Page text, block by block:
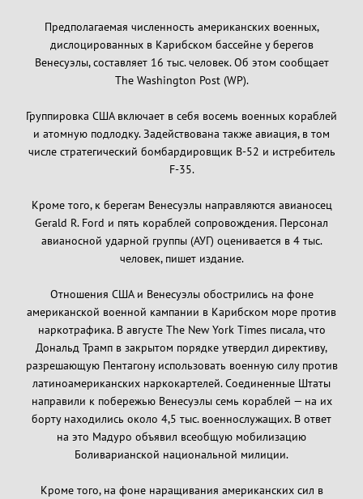
Предполагаемая численность американских военных,
дислоцированных в Карибском бассейне у берегов
Венесуэлы, составляет 16 тыс. человек. Об этом сообщает
The Washington Post (WP).
Группировка США включает в себя восемь военных кораблей
и атомную подлодку. Задействована также авиация, в том
числе стратегический бомбардировщик B-52 и истребитель
F-35.
Кроме того, к берегам Венесуэлы направляются авианосец
Gerald R. Ford и пять кораблей сопровождения. Персонал
авианосной ударной группы (АУГ) оценивается в 4 тыс.
человек, пишет издание.
Отношения США и Венесуэлы обострились на фоне
американской военной кампании в Карибском море против
наркотрафика. В августе The New York Times писала, что
Дональд Трамп в закрытом порядке утвердил директиву,
разрешающую Пентагону использовать военную силу против
латиноамериканских наркокартелей. Соединенные Штаты
направили к побережью Венесуэлы семь кораблей — на их
борту находились около 4,5 тыс. военнослужащих. В ответ
на это Мадуро объявил всеобщую мобилизацию
Боливарианской национальной милиции.
Кроме того, на фоне наращивания американских сил в